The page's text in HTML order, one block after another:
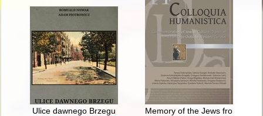
Ulice dawnego Brzegu Memory of the Jews from